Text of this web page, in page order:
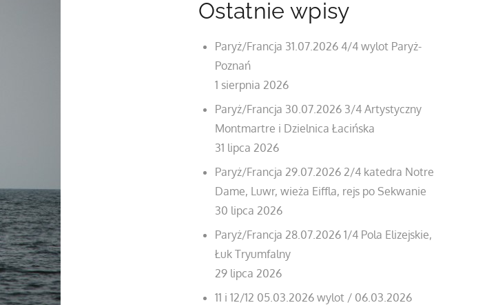
Ostatnie wpisy
Paryż/Francja 31.07.2026 4/4 wylot Paryż-
Poznań
1 sierpnia 2026
Paryż/Francja 30.07.2026 3/4 Artystyczny
Montmartre i Dzielnica Łacińska
31 lipca 2026
Paryż/Francja 29.07.2026 2/4 katedra Notre
Dame, Luwr, wieża Eiffla, rejs po Sekwanie
30 lipca 2026
Paryż/Francja 28.07.2026 1/4 Pola Elizejskie,
Łuk Tryumfalny
29 lipca 2026
11 i 12/12 05.03.2026 wylot / 06.03.2026